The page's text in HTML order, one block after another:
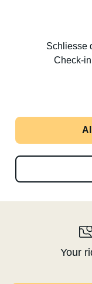
Schliesse
Check-
Your